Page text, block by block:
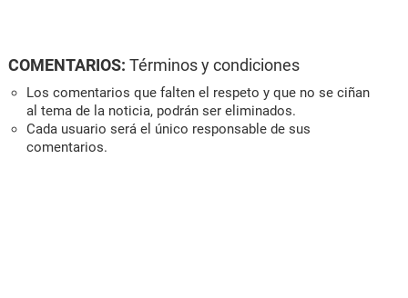
COMENTARIOS: Términos y condiciones
Los comentarios que falten el respeto y que no se ciñan
al tema de la noticia, podrán ser eliminados.
Cada usuario será el único responsable de sus
comentarios.